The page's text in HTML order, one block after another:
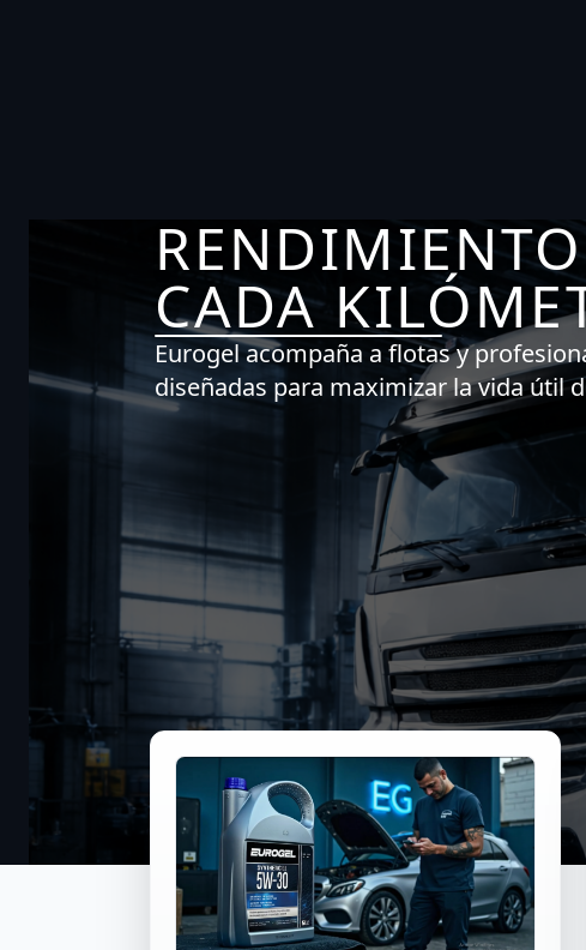
CADA
Eurogel acompaña a flotas y
diseñadas para maximizar la vida útil